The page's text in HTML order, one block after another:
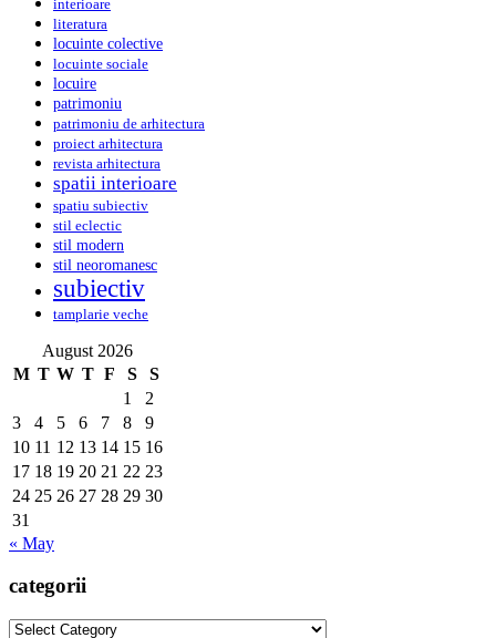
interioare
literatura
locuinte colective
locuinte sociale
locuire
patrimoniu
patrimoniu de arhitectura
proiect arhitectura
revista arhitectura
spatii interioare
spatiu subiectiv
stil eclectic
stil modern
stil neoromanesc
subiectiv
tamplarie veche
August 2026
M T W T F S
S
1
2
3
4 5 6 7 8
9
10 11 12 13 14 15 16
17 18 19 20 21 22 23
24 25 26 27 28 29 30
31
« May
categorii
categorii